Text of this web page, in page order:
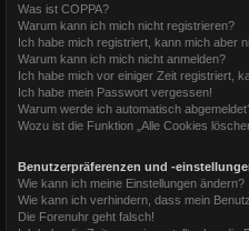
Was ist COPPA?
Warum kann ich mich nicht registrieren?
Ich habe mich registriert, kann mich aber
Warum kann ich mich nicht anmelden?
Ich habe mich vor einiger Zeit registriert,
Ich habe mein Passwort vergessen!
Warum werde ich automatisch
Wozu ist die Funktion „Alle Cookies
Benutzerpräferenzen und -
Wie kann ich meine Einstellungen ändern?
Wie kann ich verhindern, dass mein
Die Forenuhr geht falsch!